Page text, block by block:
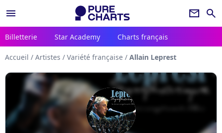
menu newsletter search
Billetterie Star Academy Charts français
Accueil / Artistes / Variété française / Allain Leprest